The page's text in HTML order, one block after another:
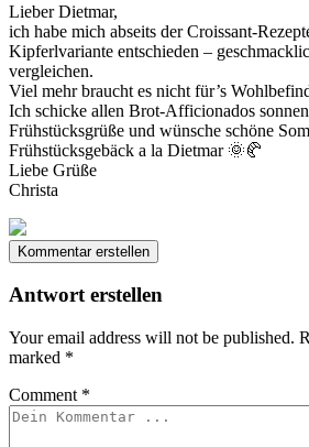
Lieber Dietmar,
ich habe mich abseits der Croissant-
Kipferlvariante entschieden –
vergleichen.
Viel mehr braucht es nicht für’s
Ich schicke allen Brot-Afficionados
Frühstücksgrüße und wünsche schöne
Frühstücksgebäck a la Dietmar 🌞🥐
Liebe Grüße
Christa
Kommentar erstellen
Antwort erstellen
Your email address will not be published.
marked *
Comment *